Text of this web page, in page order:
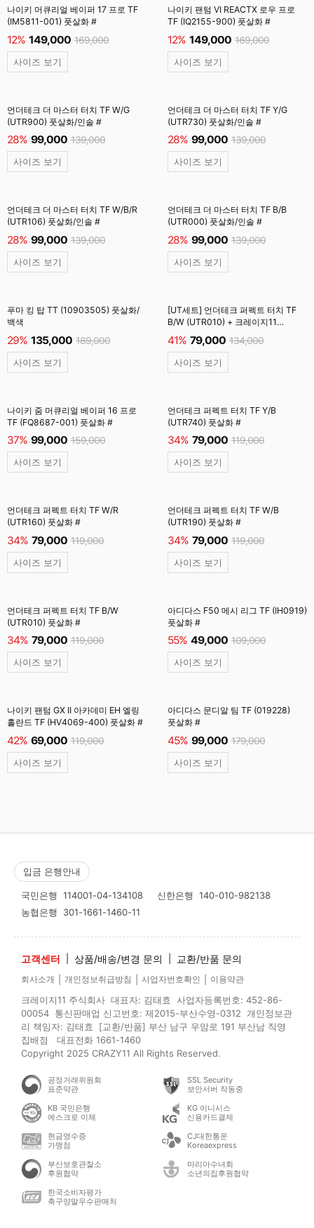
나이키 머큐리얼 베이퍼 17 프로 TF
(IM5811-001) 풋살화 #
12% 149,000 169,000
사이즈 보기
나이키 팬텀 VI REACTX 로우 프로
TF (IQ2155-900) 풋살화 #
12% 149,000 169,000
사이즈 보기
언더테크 더 마스터 터치 TF W/G
(UTR900) 풋살화/인솔 #
28% 99,000 139,000
사이즈 보기
언더테크 더 마스터 터치 TF Y/G
(UTR730) 풋살화/인솔 #
28% 99,000 139,000
사이즈 보기
언더테크 더 마스터 터치 TF W/B/R
(UTR106) 풋살화/인솔 #
28% 99,000 139,000
사이즈 보기
언더테크 더 마스터 터치 TF B/B
(UTR000) 풋살화/인솔 #
28% 99,000 139,000
사이즈 보기
푸마 킹 탑 TT (10903505) 풋살화/
백색
29% 135,000 189,000
사이즈 보기
[UT세트] 언더테크 퍼펙트 터치 TF
B/W (UTR010) + 크레이지11
시그니처 짐쌕 (CY011) #
41% 79,000 134,000
사이즈 보기
나이키 줌 머큐리얼 베이퍼 16 프로
TF (FQ8687-001) 풋살화 #
37% 99,000 159,000
사이즈 보기
언더테크 퍼펙트 터치 TF Y/B
(UTR740) 풋살화 #
34% 79,000 119,000
사이즈 보기
언더테크 퍼펙트 터치 TF W/R
(UTR160) 풋살화 #
34% 79,000 119,000
사이즈 보기
언더테크 퍼펙트 터치 TF W/B
(UTR190) 풋살화 #
34% 79,000 119,000
사이즈 보기
언더테크 퍼펙트 터치 TF B/W
(UTR010) 풋살화 #
34% 79,000 119,000
사이즈 보기
아디다스 F50 메시 리그 TF (IH0919)
풋살화 #
55% 49,000 109,000
사이즈 보기
나이키 팬텀 GX II 아카데미 EH 엘링
홀란드 TF (HV4069-400) 풋살화 #
42% 69,000 119,000
사이즈 보기
아디다스 문디알 팀 TF (019228)
풋살화 #
45% 99,000 179,000
사이즈 보기
입금 은행안내
국민은행 114001-04-134108 신한은행 140-010-982138
농협은행 301-1661-1460-11
고객센터 상품/배송/변경 문의 교환/반품 문의
회사소개 개인정보취급방침 사업자번호확인 이용약관
크레이지11 주식회사 대표자: 김태효 사업자등록번호: 452-86-
00054 통신판매업 신고번호: 제2015-부산수영-0312 개인정보관
리 책임자: 김태효 [교환/반품] 부산 남구 우암로 191 부산남 직영
집배점 대표전화 1661-1460
Copyright 2025 CRAZY11 All Rights Reserved.
공정거래위원회
표준약관
SSL Security
보안서버 작동중
KB 국민은행
에스크로 이체
KG 이니시스
신용카드결제
현금영수증
가맹점
CJ대한통운
Koreaexpress
부산보호관찰소
후원협약
마리아수녀회
소년의집후원협약
한국소비자평가
축구양말우수판매처